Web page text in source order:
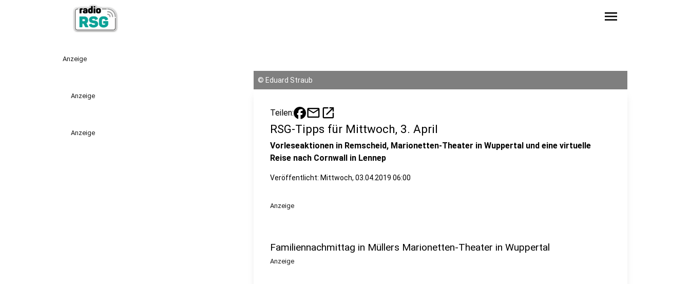
menu
Anzeige
Anzeige
Anzeige
© Eduard Straub
Teilen: mailopen_in_new
RSG-Tipps für Mittwoch, 3. April
Vorleseaktionen in Remscheid, Marionetten-Theater in Wuppertal und eine virtuelle
Reise nach Cornwall in Lennep
Veröffentlicht: Mittwoch, 03.04.2019 06:00
Anzeige
Familiennachmittag in Müllers Marionetten-Theater in Wuppertal
Anzeige